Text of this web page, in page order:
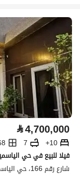
⃁4,700,000
10+
7
فيلا للبيع في حي
شارع رقم 166، حي الياسمين، شمال الرياض، الرياض